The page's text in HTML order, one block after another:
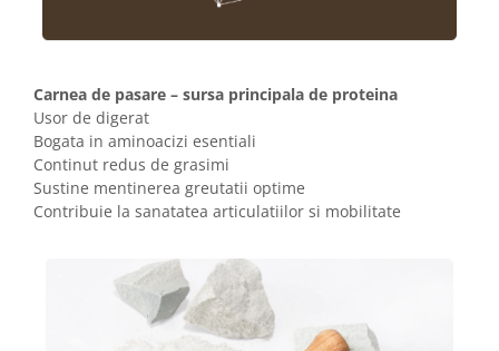
Carnea de pasare – sursa principala de proteina
Usor de digerat
Bogata in aminoacizi esentiali
Continut redus de grasimi
Sustine mentinerea greutatii optime
Contribuie la sanatatea articulatiilor si mobilitate